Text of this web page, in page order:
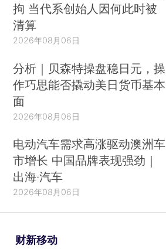
拘 当代系创始人因何此时被
清算
2026年08月06日
分析｜贝森特操盘稳日元，操
作巧思能否撬动美日货币基本
面
2026年08月06日
电动汽车需求高涨驱动澳洲车
市增长 中国品牌表现强劲｜
出海·汽车
2026年08月06日
财新移动